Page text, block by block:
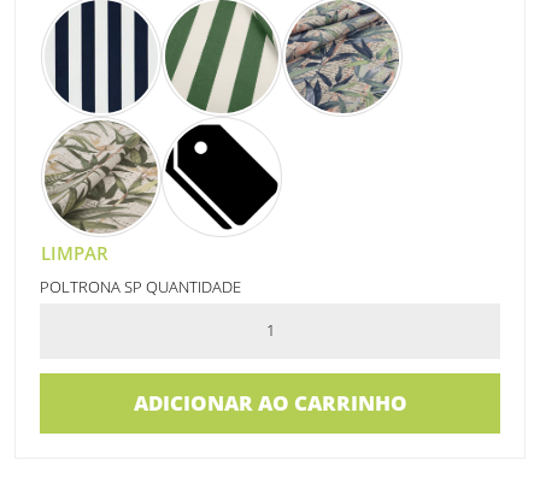
LIMPAR
POLTRONA SP QUANTIDADE
ADICIONAR AO CARRINHO